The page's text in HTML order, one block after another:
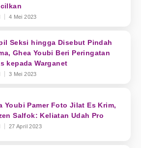
4 Mei 2023
Seksi hingga Disebut Pindah
Ghea Youbi Beri Peringatan
kepada Warganet
3 Mei 2023
Youbi Pamer Foto Jilat Es Krim,
Salfok: Keliatan Udah Pro
27 April 2023